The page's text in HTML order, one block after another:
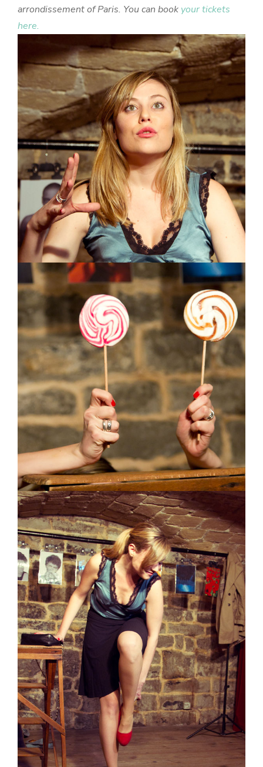
arrondissement of Paris. You can book your tickets
here.